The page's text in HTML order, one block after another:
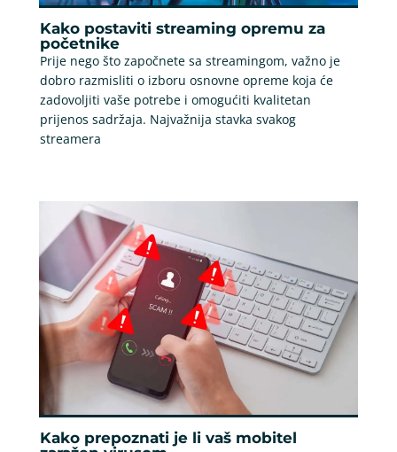
Kako postaviti streaming opremu za
početnike
Prije nego što započnete sa streamingom, važno je
dobro razmisliti o izboru osnovne opreme koja će
zadovoljiti vaše potrebe i omogućiti kvalitetan
prijenos sadržaja. Najvažnija stavka svakog
streamera
Kako prepoznati je li vaš mobitel